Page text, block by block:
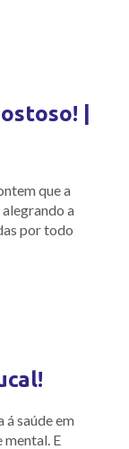
|
que a
a
por todo
á saúde em
mental. E